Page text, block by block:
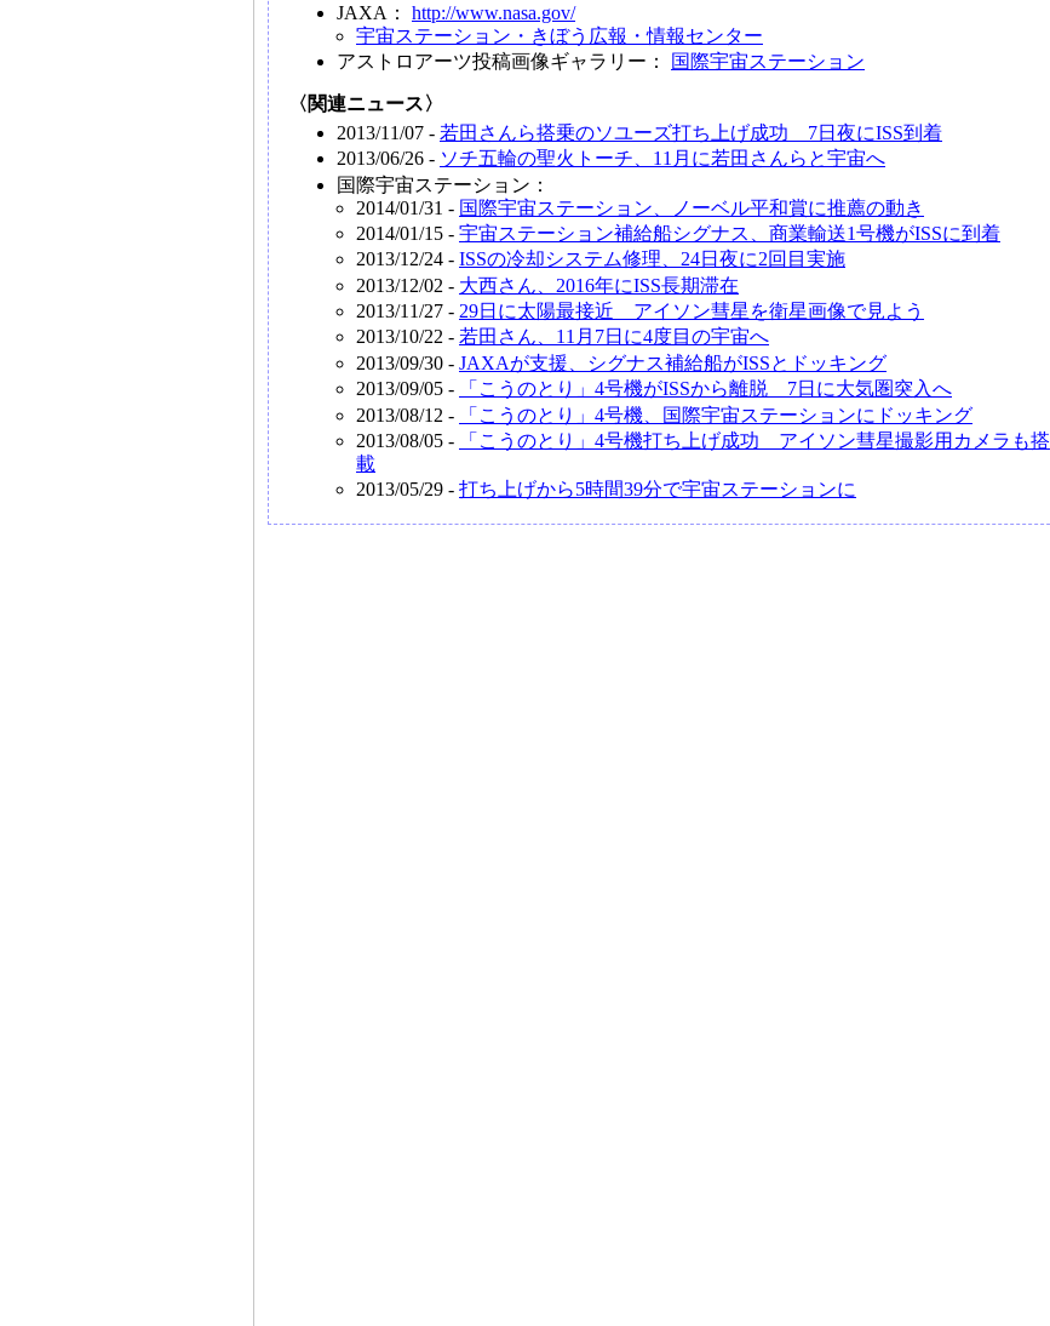
JAXA： http://www.nasa.gov/
宇宙ステーション・きぼう広報・情報センター
アストロアーツ投稿画像ギャラリー：
国際宇宙ステーション
〈関連ニュース〉
2013/11/07 - 若田さんら搭乗のソユーズ打ち上げ成功 7日夜にISS到着
2013/06/26 - ソチ五輪の聖火トーチ、11月に若田さんらと宇宙へ
国際宇宙ステーション：
2014/01/31 - 国際宇宙ステーション、ノーベル平和賞に推薦の動き
2014/01/15 - 宇宙ステーション補給船シグナス、商業輸送1号機がISSに到着
2013/12/24 - ISSの冷却システム修理、24日夜に2回目実施
2013/12/02 - 大西さん、2016年にISS長期滞在
2013/11/27 - 29日に太陽最接近 アイソン彗星を衛星画像で見よう
2013/10/22 - 若田さん、11月7日に4度目の宇宙へ
2013/09/30 - JAXAが支援、シグナス補給船がISSとドッキング
2013/09/05 -
「こうのとり」4号機がISSから離脱 7日に大気圏突入へ
2013/08/12 -
「こうのとり」4号機、国際宇宙ステーションにドッキング
2013/08/05 -
「こうのとり」4号機打ち上げ成功 アイソン彗星撮影用カメラも搭
載
2013/05/29 - 打ち上げから5時間39分で宇宙ステーションに